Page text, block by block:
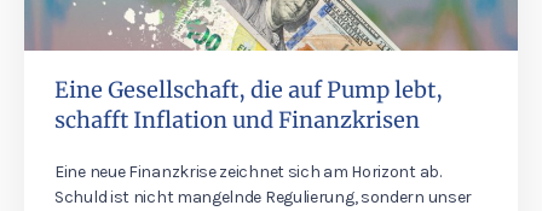
Eine Gesellschaft, die auf Pump lebt,
schafft Inflation und Finanzkrisen
Eine neue Finanzkrise zeichnet sich am Horizont ab.
Schuld ist nicht mangelnde Regulierung, sondern unser